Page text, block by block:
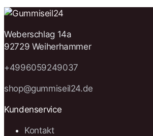
Weberschlag 14a
92729 Weiherhammer
+4996059249037
shop@gummiseil24.de
Kundenservice
Kontakt